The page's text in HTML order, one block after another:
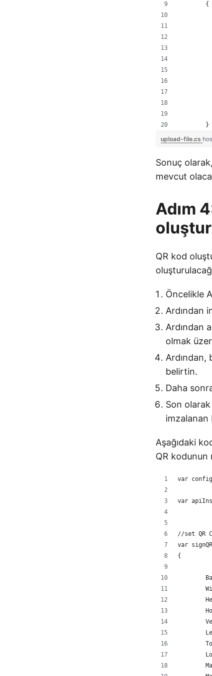
        {
        }
upload-file.cs
Sonuç
mevcut
Adım
QR kod
Öncelikle
Ardından
Ardından
olmak
Ardından,
belirtin.
Daha
Son olarak
imzalanan
Aşağıdaki
QR kodunun
var
var
//set QR
var
{